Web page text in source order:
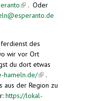
(link is
external)
. Oder
des
wir vor Ort
du dort etwas
hameln.de/(link is
external)
.
aus der Region zu
https://lokal-